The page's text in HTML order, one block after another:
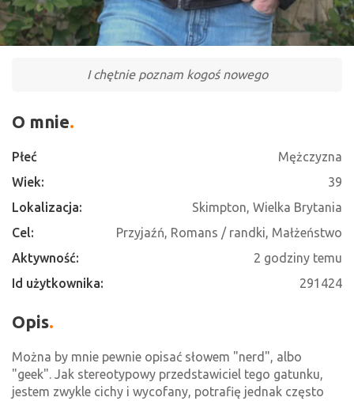
I chętnie poznam kogoś nowego
O mnie
Płeć
Mężczyzna
Wiek:
39
Lokalizacja:
Skimpton, Wielka Brytania
Cel:
Przyjaźń, Romans / randki, Małżeństwo
Aktywność:
2 godziny temu
Id użytkownika:
291424
Opis
Można by mnie pewnie opisać słowem "nerd", albo
"geek". Jak stereotypowy przedstawiciel tego gatunku,
jestem zwykle cichy i wycofany, potrafię jednak często